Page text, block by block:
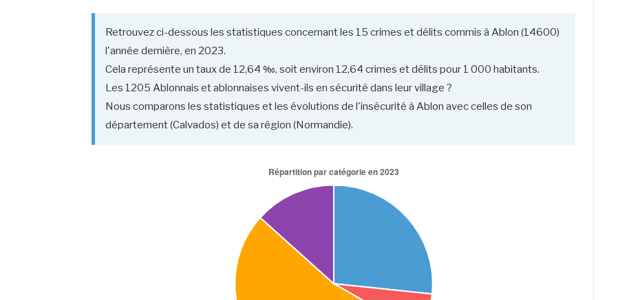
Retrouvez ci-dessous les statistiques concernant les 15 crimes et délits commis à Ablon (14600)
l'année dernière, en 2023.
Cela représente un taux de 12,64 ‰, soit environ 12,64 crimes et délits pour 1 000 habitants.
Les 1205 Ablonnais et ablonnaises vivent-ils en sécurité dans leur village ?
Nous comparons les statistiques et les évolutions de l'insécurité à Ablon avec celles de son
département (Calvados) et de sa région (Normandie).